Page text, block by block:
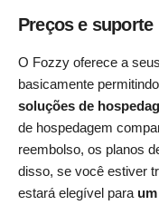
Preços e suporte
O Fozzy oferece a
basicamente
soluções de
de hospedagem
reembolso, os planos
disso, se você estiver
estará elegível para